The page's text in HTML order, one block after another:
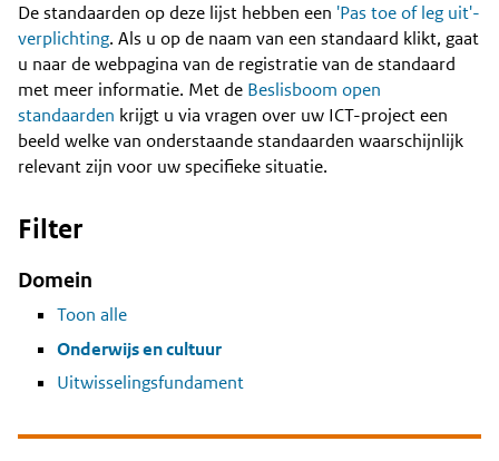
Content
De standaarden op deze lijst hebben een 'Pas toe of leg uit'-
verplichting. Als u op de naam van een standaard klikt, gaat
u naar de webpagina van de registratie van de standaard
met meer informatie. Met de Beslisboom open
standaarden krijgt u via vragen over uw ICT-project een
beeld welke van onderstaande standaarden waarschijnlijk
relevant zijn voor uw specifieke situatie.
Filter
Domein
Toon alle
Onderwijs en cultuur
Uitwisselingsfundament